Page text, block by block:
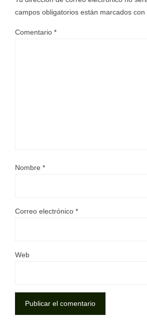
campos obligatorios están marcados con
Comentario *
Nombre *
Correo electrónico *
Web